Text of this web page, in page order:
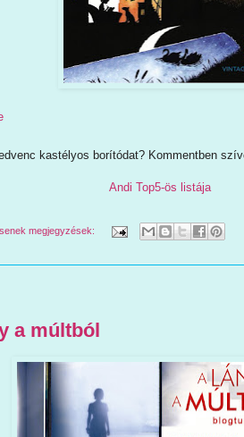
kastélyos borítódat? Kommentben
Andi Top5-ös listája
megjegyzések:
a múltból